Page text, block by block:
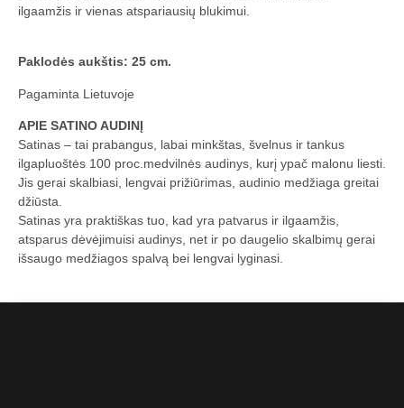
ilgaamžis ir vienas atspariausių blukimui.
Paklodės aukštis: 25 cm.
Pagaminta Lietuvoje
APIE SATINO AUDINĮ
Satinas – tai prabangus, labai minkštas, švelnus ir tankus
ilgapluoštės 100 proc.medvilnės audinys, kurį ypač malonu liesti.
Jis gerai skalbiasi, lengvai prižiūrimas, audinio medžiaga greitai
džiūsta.
Satinas yra praktiškas tuo, kad yra patvarus ir ilgaamžis,
atsparus dėvėjimuisi audinys, net ir po daugelio skalbimų gerai
išsaugo medžiagos spalvą bei lengvai lyginasi.